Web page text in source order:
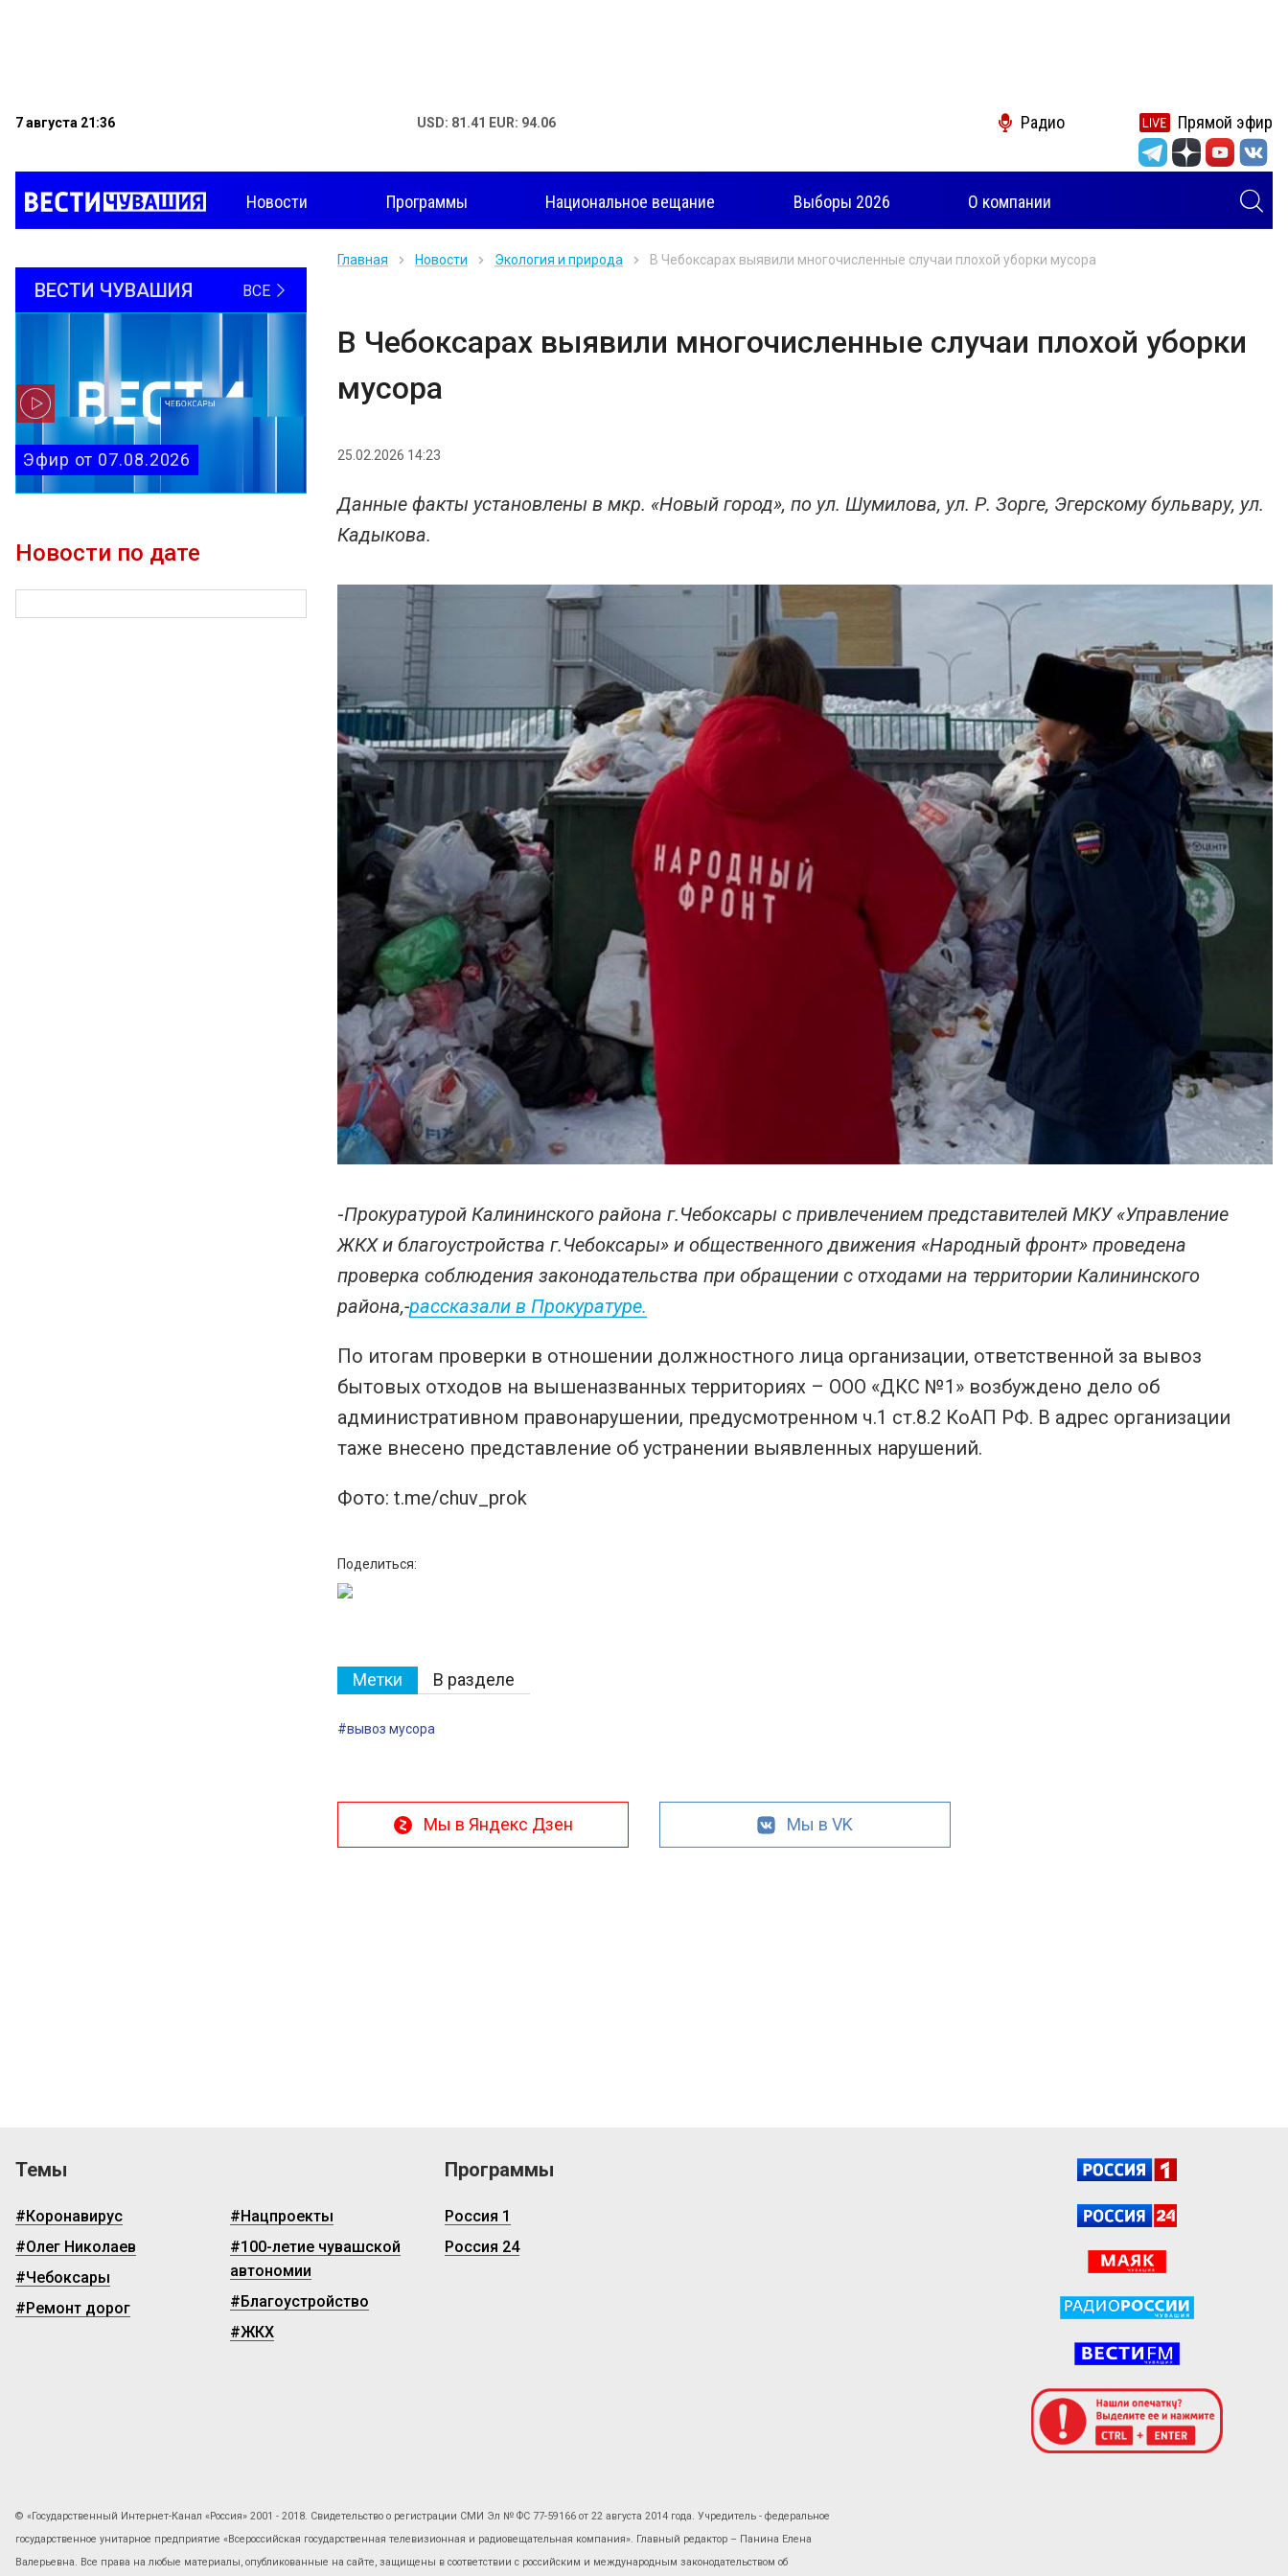
7 августа 21:36 USD: 81.41 EUR: 94.06 Радио Прямой эфир
Новости Программы Национальное вещание Выборы 2026 О компании
ВЕСТИ ЧУВАШИЯ ВСЕ
Эфир от 07.08.2026
Новости по дате
Главная Новости Экология и природа В Чебоксарах выявили многочисленные случаи плохой уборки мусора
В Чебоксарах выявили многочисленные случаи плохой уборки
мусора
25.02.2026 14:23
Данные факты установлены в мкр. «Новый город», по ул. Шумилова, ул. Р. Зорге, Эгерскому бульвару, ул.
Кадыкова.
-Прокуратурой Калининского района г.Чебоксары с привлечением представителей МКУ «Управление
ЖКХ и благоустройства г.Чебоксары» и общественного движения «Народный фронт» проведена
проверка соблюдения законодательства при обращении с отходами на территории Калининского
района,-рассказали в Прокуратуре.
По итогам проверки в отношении должностного лица организации, ответственной за вывоз
бытовых отходов на вышеназванных территориях – ООО «ДКС №1» возбуждено дело об
административном правонарушении, предусмотренном ч.1 ст.8.2 КоАП РФ. В адрес организации
таже внесено представление об устранении выявленных нарушений.
Фото: t.me/chuv_prok
Поделиться:
Метки В разделе
#вывоз мусора
Мы в Яндекс Дзен Мы в VK
Темы
#Коронавирус
#Олег Николаев
#Чебоксары
#Ремонт дорог
#Нацпроекты
#100-летие чувашской
автономии
#Благоустройство
#ЖКХ
Программы
Россия 1
Россия 24
© «Государственный Интернет-Канал «Россия» 2001 - 2018. Свидетельство о регистрации СМИ Эл № ФС 77-59166 от 22 августа 2014 года. Учредитель - федеральное
государственное унитарное предприятие «Всероссийская государственная телевизионная и радиовещательная компания». Главный редактор – Панина Елена
Валерьевна. Все права на любые материалы, опубликованные на сайте, защищены в соответствии с российским и международным законодательством об